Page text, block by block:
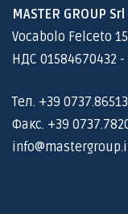
MASTER GROUP Srl
Vocabolo Felceto
НДС 01584670432 -
Тел. +39 0737.86513
Факс. +39